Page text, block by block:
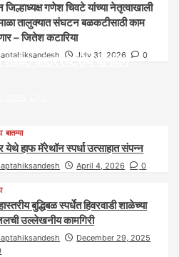
गणेश चिवटे यांच्या नेतृत्वाखाली
तालुक्यात संघटन बळकटीसाठी काम
– जितेश कटारिया
July 31, 2026 0
शाळेत आंतरराष्ट्रीय योगदिन
बातम्या
येथे हाफ मॅरेथॉन स्पर्धा उत्साहात संपन्न
April 4, 2026 0
बुद्धिबळ स्पर्धेत हिवरवाडी शाळेच्या
उल्लेखनीय कामगिरी
December 29, 2025